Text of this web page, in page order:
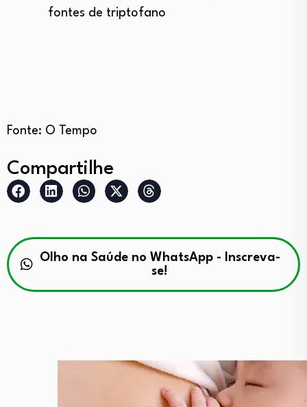
fontes de triptofano
Fonte: O Tempo
Compartilhe
Olho na Saúde no WhatsApp - Inscreva-
se!